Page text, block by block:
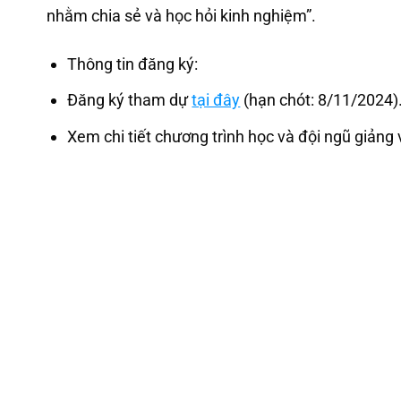
nhằm chia sẻ và học hỏi kinh nghiệm”.
Thông tin đăng ký:
Đăng ký tham dựtại đây (hạn chót: 8/11/2024).
Xem chi tiết chương trình học và đội ngũ giảng